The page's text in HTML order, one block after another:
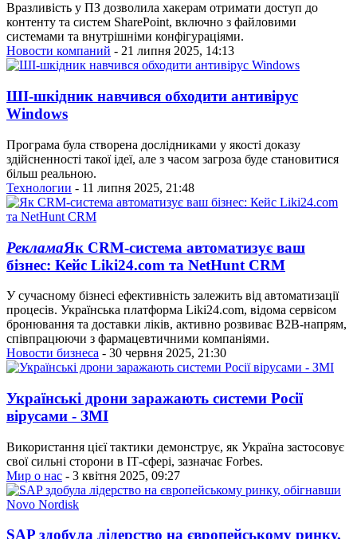
Вразливість у ПЗ дозволила хакерам отримати доступ до
контенту та систем SharePoint, включно з файловими
системами та внутрішніми конфігураціями.
Новости компаний - 21 липня 2025, 14:13
ШІ-шкідник навчився обходити антивірус
Windows
Програма була створена дослідниками у якості доказу
здійсненності такої ідеї, але з часом загроза буде становитися
більш реальною.
Технологии - 11 липня 2025, 21:48
РекламаЯк CRM-система автоматизує ваш
бізнес: Кейс Liki24.com та NetHunt CRM
У сучасному бізнесі ефективність залежить від автоматизації
процесів. Українська платформа Liki24.com, відома сервісом
бронювання та доставки ліків, активно розвиває B2B-напрям,
співпрацюючи з фармацевтичними компаніями.
Новости бизнеса - 30 червня 2025, 21:30
Українські дрони заражають системи Росії
вірусами - ЗМІ
Використання цієї тактики демонструє, як Україна застосовує
свої сильні сторони в ІТ-сфері, зазначає Forbes.
Мир о нас - 3 квітня 2025, 09:27
SAP здобула лідерство на європейському ринку,